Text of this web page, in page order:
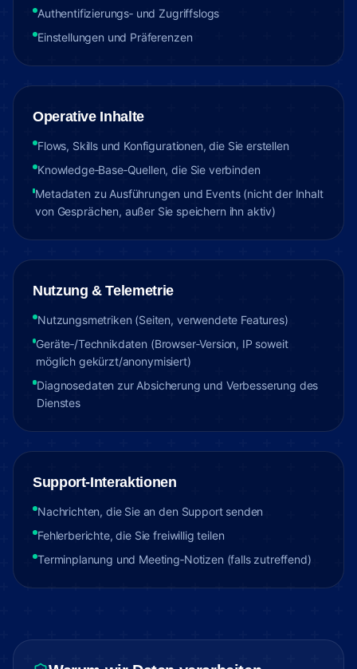
Authentifizierungs‑ und Zugriffslogs
Einstellungen und Präferenzen
Operative Inhalte
Flows, Skills und Konfigurationen, die Sie erstellen
Knowledge‑Base‑Quellen, die Sie verbinden
Metadaten zu Ausführungen und Events (nicht der Inhalt
von Gesprächen, außer Sie speichern ihn aktiv)
Nutzung & Telemetrie
Nutzungsmetriken (Seiten, verwendete Features)
Geräte‑/Technikdaten (Browser‑Version, IP soweit
möglich gekürzt/anonymisiert)
Diagnosedaten zur Absicherung und Verbesserung des
Dienstes
Support‑Interaktionen
Nachrichten, die Sie an den Support senden
Fehlerberichte, die Sie freiwillig teilen
Terminplanung und Meeting‑Notizen (falls zutreffend)